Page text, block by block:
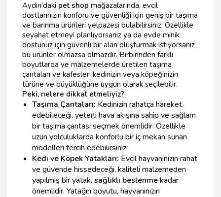
Aydın'daki pet shop mağazalarında, evcil
dostlarınızın konforu ve güvenliği için geniş bir taşıma
ve barınma ürünleri yelpazesi bulabilirsiniz. Özellikle
seyahat etmeyi planlıyorsanız ya da evde minik
dostunuz için güvenli bir alan oluşturmak istiyorsanız
bu ürünler olmazsa olmazdır. Birbirinden farklı
boyutlarda ve malzemelerde üretilen taşıma
çantaları ve kafesler, kedinizin veya köpeğinizin
türüne ve büyüklüğüne uygun olarak seçilebilir.
Peki, nelere dikkat etmeliyiz?
Taşıma Çantaları: Kedinizin rahatça hareket
edebileceği, yeterli hava akışına sahip ve sağlam
bir taşıma çantası seçmek önemlidir. Özellikle
uzun yolculuklarda konforlu bir iç mekan sunan
modelleri tercih edebilirsiniz.
Kedi ve Köpek Yatakları: Evcil hayvanınızın rahat
ve güvende hissedeceği, kaliteli malzemeden
yapılmış bir yatak, sağlıklı beslenmekadar
önemlidir. Yatağın boyutu, hayvanınızın